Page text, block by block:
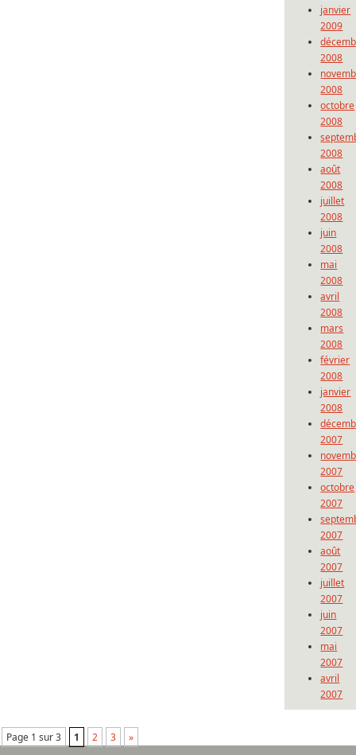
janvier
2009
2008
2008
octobre
2008
2008
août
2008
juillet
2008
juin
2008
mai
2008
avril
2008
mars
2008
février
2008
janvier
2008
2007
2007
octobre
2007
2007
août
2007
juillet
2007
juin
2007
mai
2007
avril
2007
Page 1 sur 3 1 2 3 »